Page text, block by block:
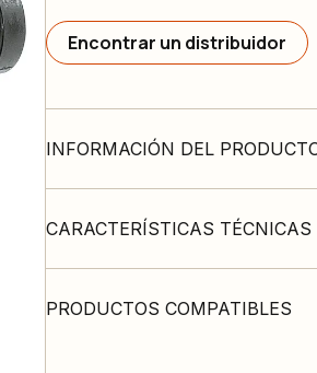
Encontrar un distribuidor
INFORMACIÓN DEL
CARACTERÍSTICAS TÉCNICAS
PRODUCTOS COMPATIBLES